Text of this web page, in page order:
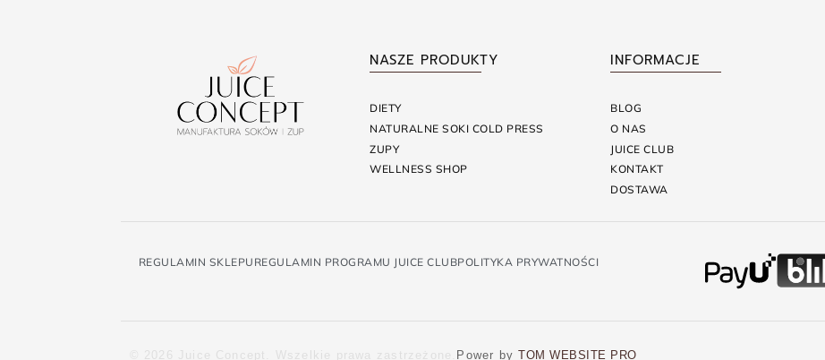
NASZE PRODUKTY
DIETY
NATURALNE SOKI COLD PRESS
ZUPY
WELLNESS SHOP
INFORMACJE
BLOG
O NAS
JUICE CLUB
KONTAKT
DOSTAWA
REGULAMIN SKLEPU REGULAMIN PROGRAMU JUICE CLUBPOLITYKA PRYWATNOŚCI
Power byTOM WEBSITE PRO